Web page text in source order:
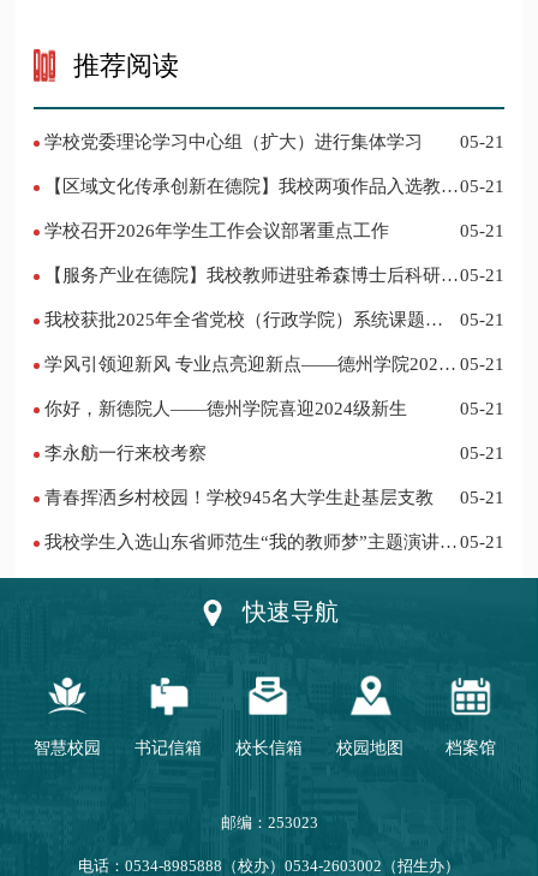
推荐阅读
学校党委理论学习中心组（扩大）进行集体学习 05-21
05-21
学校召开2026年学生工作会议部署重点工作 05-21
05-21
我校获批2025年全省党校（行政学院）系统课题立
05-21
学风引领迎新风 专业点亮迎新点——德州学院2024
05-21
你好，新德院人——德州学院喜迎2024级新生 05-21
李永舫一行来校考察 05-21
青春挥洒乡村校园！学校945名大学生赴基层支教 05-21
我校学生入选山东省师范生“我的教师梦”主题演讲活
05-21
快速导航
智慧校园 书记信箱 校长信箱 校园地图 档案馆
邮编：253023
电话：0534-8985888（校办）0534-2603002（招生办）